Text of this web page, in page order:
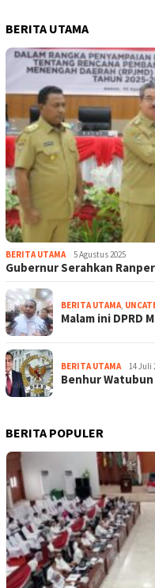
BERITA UTAMA
BERITA UTAMA 5 Agustus 2025
Gubernur Serahkan
BERITA UTAMA,
Malam ini DPRD
BERITA UTAMA 14 Juli
Benhur
BERITA POPULER